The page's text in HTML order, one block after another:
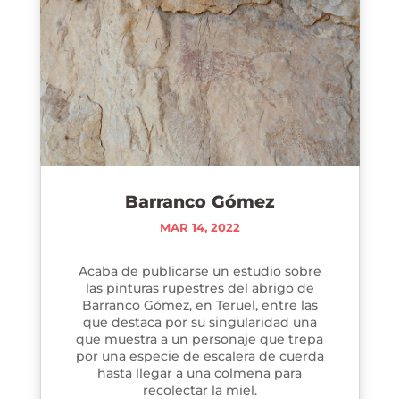
Barranco Gómez
MAR 14, 2022
Acaba de publicarse un estudio sobre
las pinturas rupestres del abrigo de
Barranco Gómez, en Teruel, entre las
que destaca por su singularidad una
que muestra a un personaje que trepa
por una especie de escalera de cuerda
hasta llegar a una colmena para
recolectar la miel.